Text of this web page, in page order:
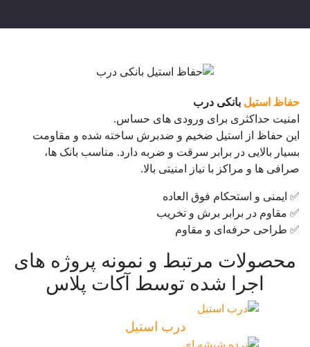
حفاظ استیل بانکی درب
امنیت حداکثری برای ورودی های حساس.
این حفاظ از استیل ضخیم و ضدبرش ساخته شده و مقاومت
بسیار بالایی در برابر سرقت و ضربه دارد. مناسب بانک ها،
صرافی ها و مراکز با نیاز امنیتی بالا.
✅ ایمنی و استحکام فوق العاده
✅ مقاوم در برابر برش و تخریب
✅ طراحی حرفه‌ای و مقاوم
محصولات مرتبط و نمونه پروژه های
اجرا شده توسط آکات پلاس
درب استیل